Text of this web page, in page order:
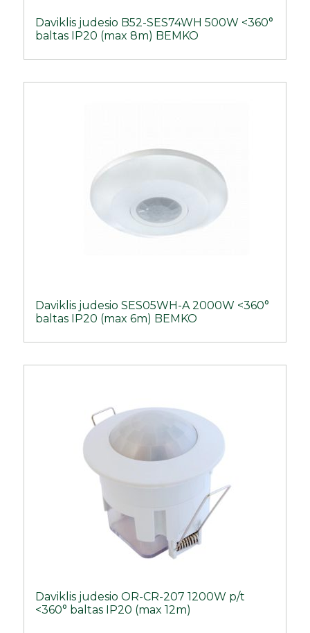
Daviklis judesio B52-SES74WH 500W <360°
baltas IP20 (max 8m) BEMKO
Daviklis judesio SES05WH-A 2000W <360°
baltas IP20 (max 6m) BEMKO
Daviklis judesio OR-CR-207 1200W p/t
<360° baltas IP20 (max 12m)